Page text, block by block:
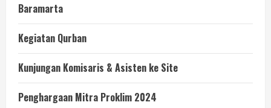
Baramarta
Kegiatan Qurban
Kunjungan Komisaris & Asisten ke Site
Penghargaan Mitra Proklim 2024